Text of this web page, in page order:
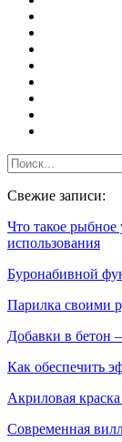
Свежие записи:
Что такое
использования
Буронабивной
Парилка своими
Добавки в бетон
Как обеспечить
Акриловая
Современная